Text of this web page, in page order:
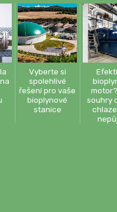
Vyberte si
spolehlivé
řešení pro vaše
bioplynové
stanice
souhry